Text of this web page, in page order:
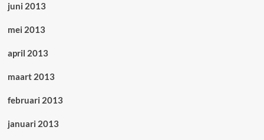
juni 2013
mei 2013
april 2013
maart 2013
februari 2013
januari 2013